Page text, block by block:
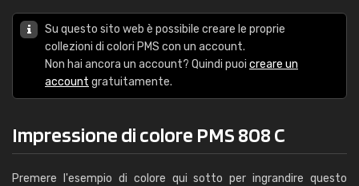
Su questo sito web è possibile creare le proprie
collezioni di colori PMS con un account.
Non hai ancora un account? Quindi puoi creare un
account gratuitamente.
Impressione di colore PMS 808 C
Premere l'esempio di colore qui sotto per ingrandire questo